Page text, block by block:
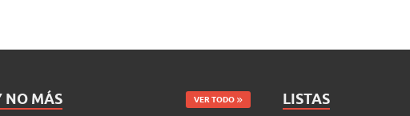
NO MÁS VER TODO LISTAS